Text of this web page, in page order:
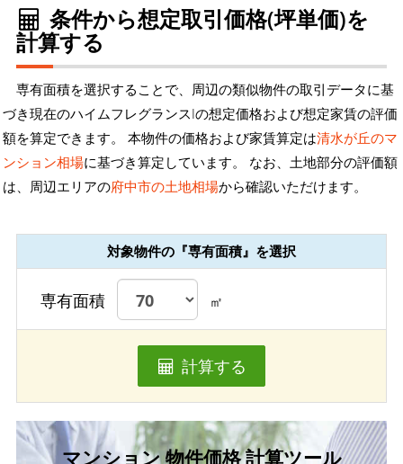
条件から想定取引価格(坪単価)を
計算する
専有面積を選択することで、周辺の類似物件の取引データに基
づき現在のハイムフレグランスIの想定価格および想定家賃の評価
額を算定できます。 本物件の価格および家賃算定は清水が丘のマ
ンション相場に基づき算定しています。 なお、土地部分の評価額
は、周辺エリアの府中市の土地相場から確認いただけます。
対象物件の『専有面積』を選択
専有面積 ㎡
計算する
マンション 物件価格 計算ツール